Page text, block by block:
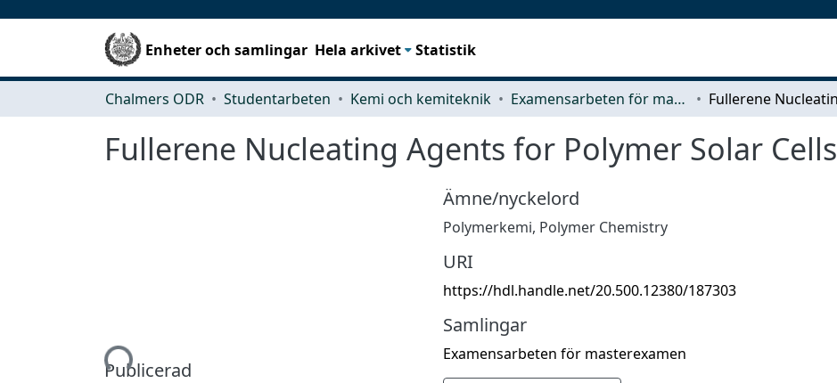
Enheter och samlingar Hela arkivet Statistik
Chalmers ODR Studentarbeten Kemi och kemiteknik Examensarbeten för masterexamen
Fullerene Nucleating Agents for Polymer Solar Cells
Hämtar...Publicerad
Ämne/nyckelord
Polymerkemi, Polymer Chemistry
URI
https://hdl.handle.net/20.500.12380/187303
Samlingar
Examensarbeten för masterexamen